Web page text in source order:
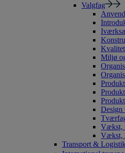
Valgfag
Miljø
Design
Vækst,
Vækst,
Transport &